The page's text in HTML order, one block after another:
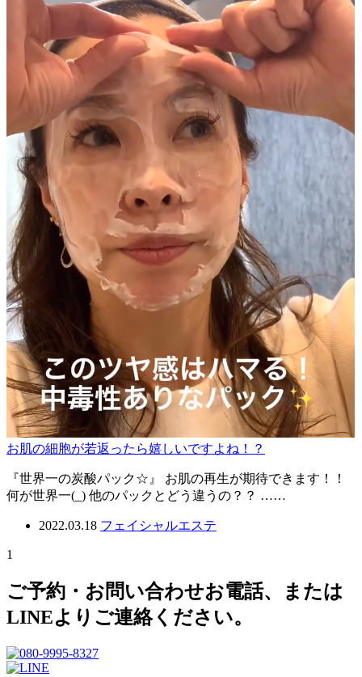
お肌の細胞が若返ったら嬉しいですよね！？
『世界一の炭酸パック☆』 お肌の再生が期待できます！！
何が世界一(_) 他のパックとどう違うの？？ ……
2022.03.18 フェイシャルエステ
1
ご予約・お問い合わせお電話、または
LINEよりご連絡ください。